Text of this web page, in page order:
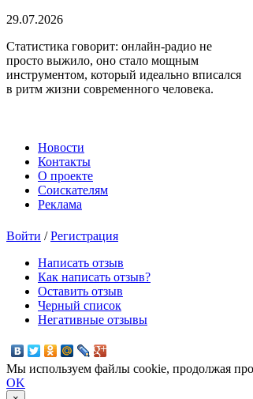
29.07.2026
Статистика говорит: онлайн-радио не
просто выжило, оно стало мощным
инструментом, который идеально вписался
в ритм жизни современного человека.
Новости
Контакты
О проекте
Соискателям
Реклама
Войти /Регистрация
Написать отзыв
Как написать отзыв?
Оставить отзыв
Черный список
Негативные отзывы
Мы используем файлы cookie, продолжая
OK